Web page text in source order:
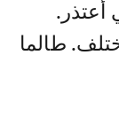
أعتذر.
طالما